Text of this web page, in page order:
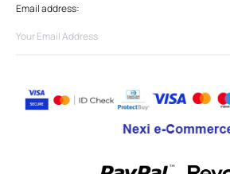
Email address: